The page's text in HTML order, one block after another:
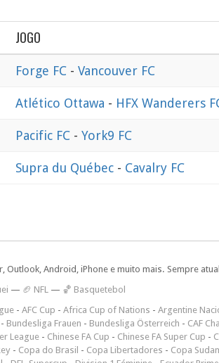
JOGO
Forge FC - Vancouver FC
Atlético Ottawa - HFX Wanderers
Pacific FC - York9 FC
Supra du Québec - Cavalry FC
Android, iPhone e muito mais. Sempre
— 🏈 NFL — 🏀 Basquetebol
- AFC Cup - Africa Cup of Nations - Argentine
- Bundesliga Frauen - Bundesliga Österreich - CAF
League - Chinese FA Cup - Chinese FA Super Cup -
- Copa do Brasil - Copa Libertadores - Copa